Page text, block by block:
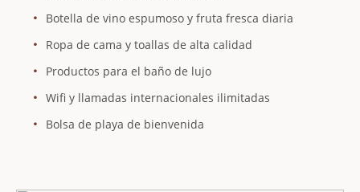
Botella de vino espumoso y fruta fresca diaria
Ropa de cama y toallas de alta calidad
Productos para el baño de lujo
Wifi y llamadas internacionales ilimitadas
Bolsa de playa de bienvenida